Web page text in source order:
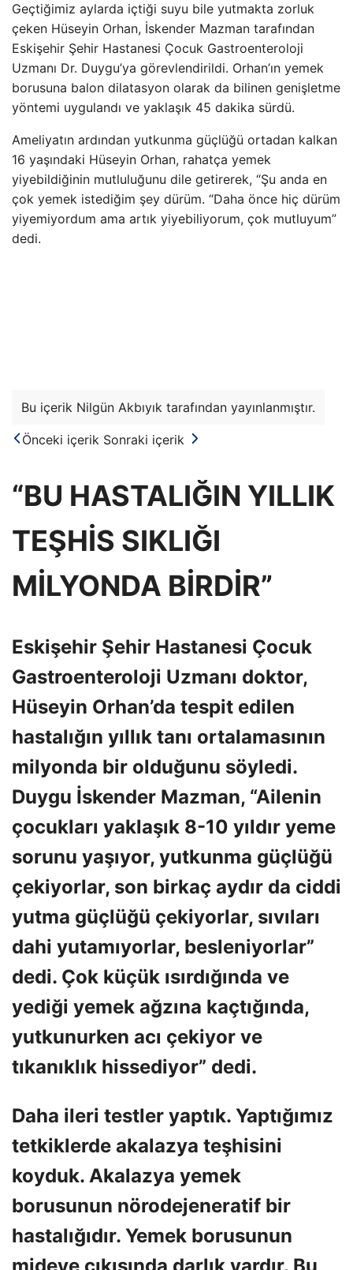
Geçtiğimiz aylarda içtiği suyu bile yutmakta zorluk
çeken Hüseyin Orhan, İskender Mazman tarafından
Eskişehir Şehir Hastanesi Çocuk Gastroenteroloji
Uzmanı Dr. Duygu’ya görevlendirildi. Orhan’ın yemek
borusuna balon dilatasyon olarak da bilinen genişletme
yöntemi uygulandı ve yaklaşık 45 dakika sürdü.
Ameliyatın ardından yutkunma güçlüğü ortadan kalkan
16 yaşındaki Hüseyin Orhan, rahatça yemek
yiyebildiğinin mutluluğunu dile getirerek, “Şu anda en
çok yemek istediğim şey dürüm. “Daha önce hiç dürüm
yiyemiyordum ama artık yiyebiliyorum, çok mutluyum”
dedi.
Bu içerik Nilgün Akbıyık tarafından yayınlanmıştır.
Önceki içerik Sonraki içerik
“BU HASTALIĞIN YILLIK
TEŞHİS SIKLIĞI
MİLYONDA BİRDİR”
Eskişehir Şehir Hastanesi Çocuk
Gastroenteroloji Uzmanı doktor,
Hüseyin Orhan’da tespit edilen
hastalığın yıllık tanı ortalamasının
milyonda bir olduğunu söyledi.
Duygu İskender Mazman, “Ailenin
çocukları yaklaşık 8-10 yıldır yeme
sorunu yaşıyor, yutkunma güçlüğü
çekiyorlar, son birkaç aydır da ciddi
yutma güçlüğü çekiyorlar, sıvıları
dahi yutamıyorlar, besleniyorlar”
dedi. Çok küçük ısırdığında ve
yediği yemek ağzına kaçtığında,
yutkunurken acı çekiyor ve
tıkanıklık hissediyor” dedi.
Daha ileri testler yaptık. Yaptığımız
tetkiklerde akalazya teşhisini
koyduk. Akalazya yemek
borusunun nörodejeneratif bir
hastalığıdır. Yemek borusunun